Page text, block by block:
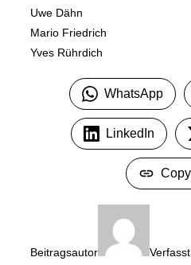
Uwe Dähn
Mario Friedrich
Yves Rührdich
WhatsApp
LinkedIn
Beitragsautor